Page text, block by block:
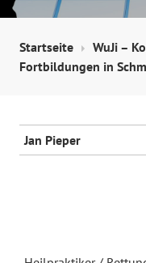
Startseite WuJi –
Fortbildungen in
Jan Pieper